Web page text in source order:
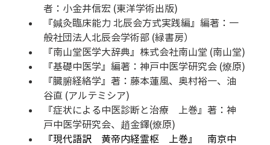
者：小金井信宏 (東洋学術出版)
『鍼灸臨床能力 北辰会方式実践編』編著：一
般社団法人北辰会学術部 (緑書房）
『南山堂医学大辞典』株式会社南山堂 (南山堂)
『基礎中医学』編著：神戸中医学研究会 (燎原)
『臓腑経絡学』著：藤本蓮風、奥村裕一、油
谷直 (アルテミシア)
『症状による中医診断と治療　上巻』著：神
戸中医学研究会、趙金鐸(燎原)
『現代語訳　黄帝内経霊枢　上巻』　南京中